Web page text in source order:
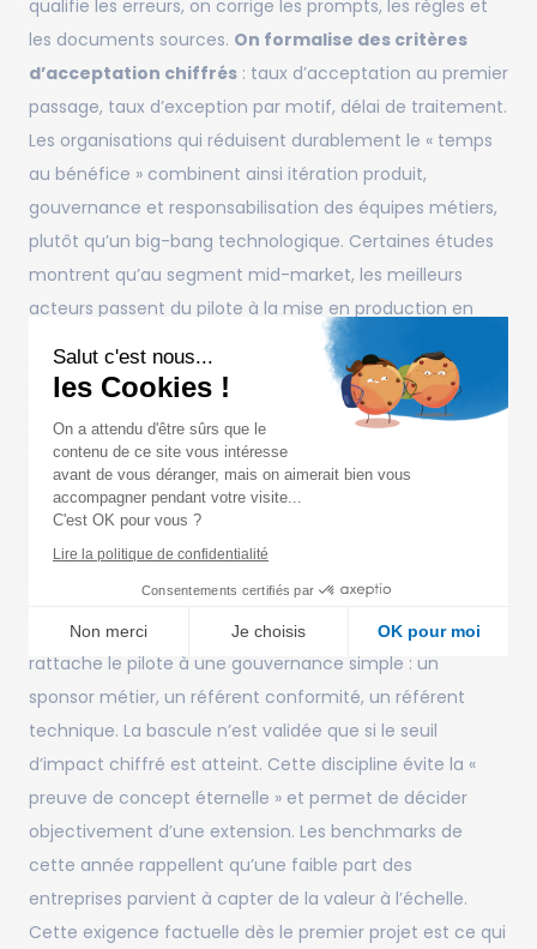
Salut c'est nous...
les Cookies !
On a attendu d'être sûrs que le
contenu de ce site vous intéresse
avant de vous déranger, mais on aimerait bien vous
accompagner pendant votre visite...
C'est OK pour vous ?
Lire la politique de confidentialité
Consentements certifiés par
Non merci Je choisis OK pour moi
Axeptio consent
Plateforme de Gestion du Consentement : Personnalisez
qualifie les erreurs, on corrige les prompts, les règles et
les documents sources. On formalise des critères
d’acceptation chiffrés : taux d’acceptation au premier
passage, taux d’exception par motif, délai de traitement.
Les organisations qui réduisent durablement le « temps
au bénéfice » combinent ainsi itération produit,
gouvernance et responsabilisation des équipes métiers,
plutôt qu’un big-bang technologique. Certaines études
montrent qu’au segment mid-market, les meilleurs
acteurs passent du pilote à la mise en production en
environ 90 jours, à condition d’aligner métiers, données
et sécurité dès le départ.
Les deux dernières semaines préparent labascule et la
pérennité. On finalise ladocumentation d’usage, les
consignes éditoriales et les limites de l’outil
entraîne les utilisateurs sur leurs scénarios réels et
met en place la supervision
suit les indicateurs définis au cadrage, un dispositif
d’escalade pour les exceptions et un plan de repli. On
rattache le pilote à une gouvernance simple : un
sponsor métier, un référent conformité, un référent
technique. La bascule n’est validée que si le seuil
d’impact chiffré est atteint. Cette discipline évite la «
preuve de concept éternelle » et permet de décider
objectivement d’une extension. Les benchmarks de
cette année rappellent qu’une faible part des
entreprises parvient à capter de la valeur à l’échelle.
Cette exigence factuelle dès le premier projet est ce qui